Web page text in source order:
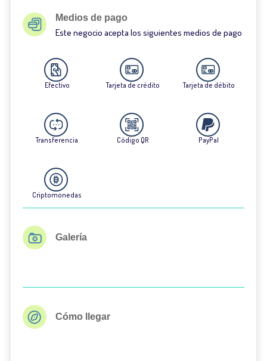
Medios de pago
Este negocio acepta los siguientes medios de pago
Efectivo Tarjeta de crédito Tarjeta de débito
Transferencia Código QR PayPal
Criptomonedas
Galería
Cómo llegar